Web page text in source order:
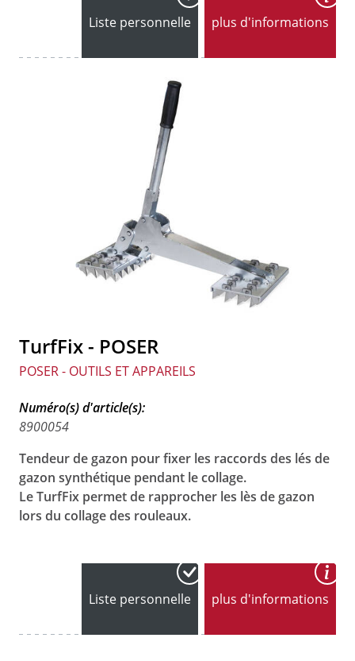
Liste personnelle plus d'informations
TurfFix - POSER
POSER - OUTILS ET APPAREILS
Numéro(s) d'article(s):
8900054
Tendeur de gazon pour fixer les raccords des lés de
gazon synthétique pendant le collage.
Le TurfFix permet de rapprocher les lès de gazon
lors du collage des rouleaux.
Liste personnelle plus d'informations